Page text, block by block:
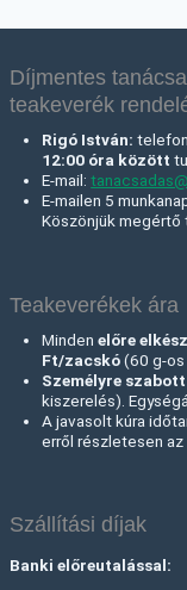
Díjmentes
teakeverék
Rigó István:
12:00 óra között
E-mail:
E-mailen 5
Köszönjük megértő
Teakeverékek ára
Mindenelőre
Ft/zacskó(60 g-
Személyre
kiszerelés).
A javasolt kúra
erről részletesen
Szállítási díjak
Banki előreutalással: